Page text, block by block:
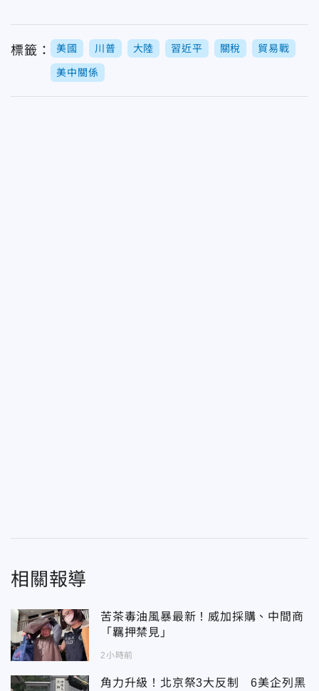
標籤： 美國 川普 大陸 習近平 關稅 貿易戰
美中關係
相關報導
苦茶毒油風暴最新！威加採購、中間商
「羈押禁見」
2小時前
角力升級！北京祭3大反制 6美企列黑